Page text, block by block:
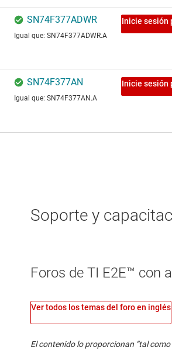
Soporte y
Foros de TI E2E™ con
Ver todos los temas del foro en inglés
El contenido lo proporcionan “tal